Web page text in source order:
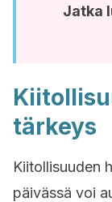
Jatka
tärkeys
Kiitollisuuden
päivässä voi